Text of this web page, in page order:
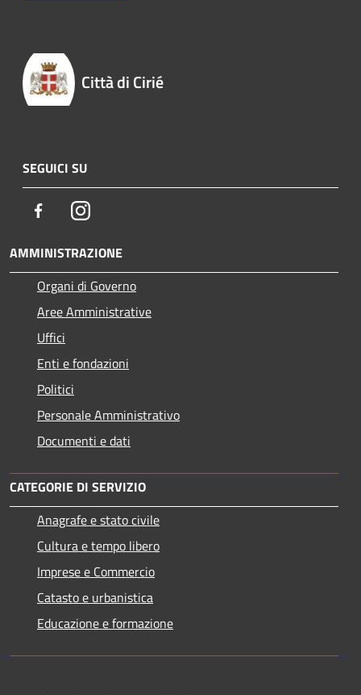
Città di Cirié
SEGUICI SU
FacebookInstagram
AMMINISTRAZIONE
Organi di Governo
Aree Amministrative
Uffici
Enti e fondazioni
Politici
Personale Amministrativo
Documenti e dati
CATEGORIE DI SERVIZIO
Anagrafe e stato civile
Cultura e tempo libero
Imprese e Commercio
Catasto e urbanistica
Educazione e formazione